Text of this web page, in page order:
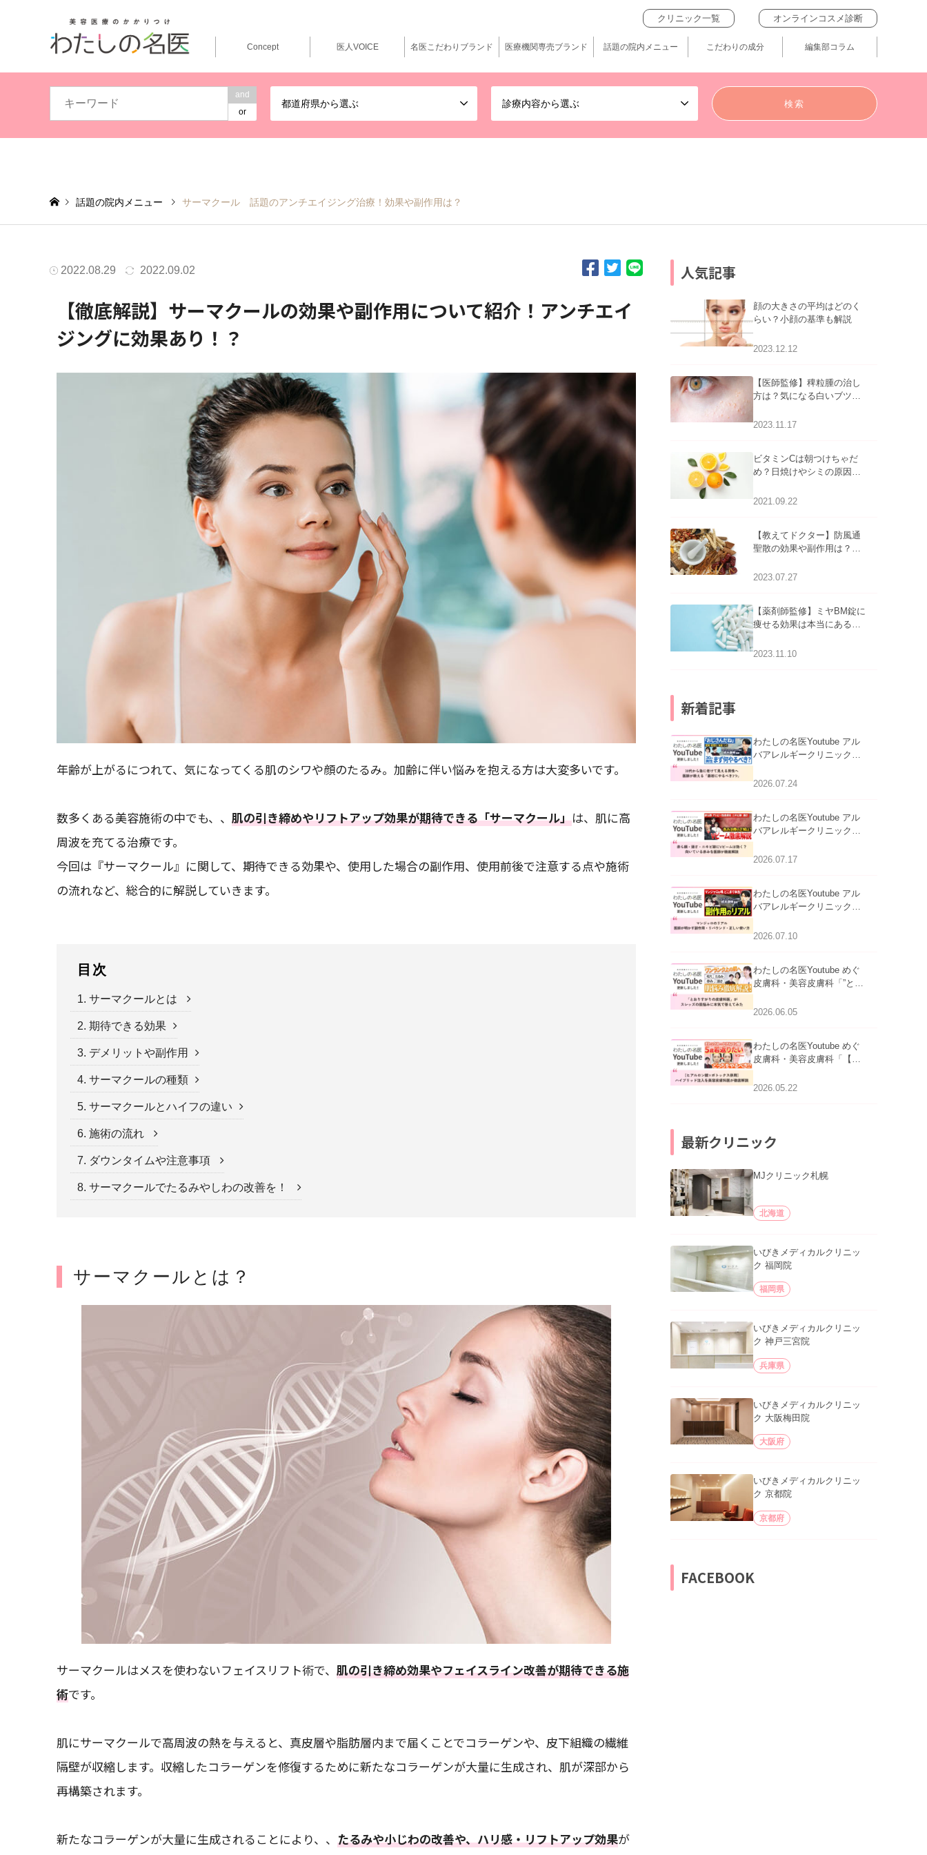
and
or
都道府県から選ぶ 診療内容から選ぶ
クリニック一覧 オンラインコスメ診断
Concept 医人VOICE 名医こだわりブランド 医療機関専売ブランド 話題の院内メニュー こだわりの成分 編集部コラム
話題の院内メニュー サーマクール 話題のアンチエイジング治療！効果や副作用は？
2022.08.29 2022.09.02
【徹底解説】サーマクールの効果や副作用について紹介！アンチエイ
ジングに効果あり！？
年齢が上がるにつれて、気になってくる肌のシワや顔のたるみ。加齢に伴い悩みを抱える方は大変多いです。
数多くある美容施術の中でも、、 肌の引き締めやリフトアップ効果が期待できる「サーマクール」は、肌に高
周波を充てる治療です。
今回は『サーマクール』に関して、期待できる効果や、使用した場合の副作用、使用前後で注意する点や施術
の流れなど、総合的に解説していきます。
目次
1. サーマクールとは
2. 期待できる効果
3. デメリットや副作用
4. サーマクールの種類
5. サーマクールとハイフの違い
6. 施術の流れ
7. ダウンタイムや注意事項
8. サーマクールでたるみやしわの改善を！
サーマクールとは？
サーマクールはメスを使わないフェイスリフト術で、 肌の引き締め効果やフェイスライン改善が期待できる施
術です。
肌にサーマクールで高周波の熱を与えると、真皮層や脂肪層内まで届くことでコラーゲンや、皮下組織の繊維
隔壁が収縮します。収縮したコラーゲンを修復するために新たなコラーゲンが大量に生成され、肌が深部から
再構築されます。
新たなコラーゲンが大量に生成されることにより、、 たるみや小じわの改善や、ハリ感・リフトアップ効果が
人気記事
顔の大きさの平均はどのく
らい？小顔の基準も解説
2023.12.12
【医師監修】稗粒腫の治し
方は？気になる白いブツブ
アについて
2023.11.17
ビタミンCは朝つけちゃだ
め？日焼けやシミの原因に
2021.09.22
【教えてドクター】防風通
聖散の効果や副作用は？長
2023.07.27
【薬剤師監修】ミヤBM錠に
痩せる効果は本当にある
2023.11.10
新着記事
わたしの名医Youtube アル
バアレルギークリニック札
える男性へ｜医師が教える
2026.07.24
わたしの名医Youtube アル
バアレルギークリニック札
跡にVビームは効く？向い
2026.07.17
わたしの名医Youtube アル
バアレルギークリニック札
医師が明かす副作用・リバ
2026.07.10
わたしの名医Youtube めぐ
皮膚科・美容皮膚科「”とお
ッズの肌悩みに本気で答え
2026.06.05
わたしの名医Youtube めぐ
皮膚科・美容皮膚科「【ヒ
用】ハイブリッド注入を美
2026.05.22
最新クリニック
MJクリニック札幌
北海道
いびきメディカルクリニッ
ク 福岡院
福岡県
いびきメディカルクリニッ
ク 神戸三宮院
兵庫県
いびきメディカルクリニッ
ク 大阪梅田院
大阪府
いびきメディカルクリニッ
ク 京都院
京都府
FACEBOOK